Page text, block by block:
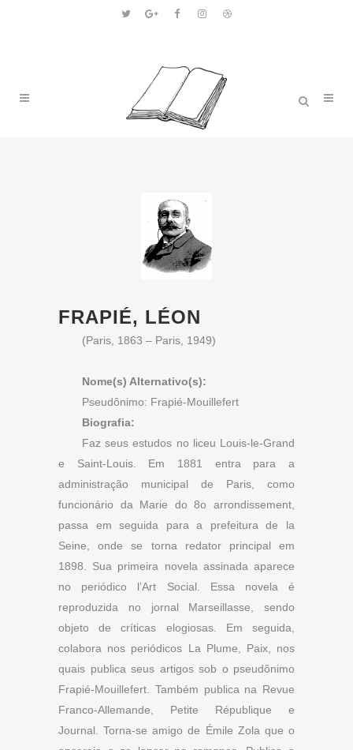
FRAPIÉ, LÉON
(Paris, 1863 – Paris, 1949)
Nome(s) Alternativo(s):
Pseudônimo: Frapié-Mouillefert
Biografia:
Faz seus estudos no liceu Louis-le-Grand
e Saint-Louis. Em 1881 entra para a
administração municipal de Paris, como
funcionário da Marie do 8o arrondissement,
passa em seguida para a prefeitura de la
Seine, onde se torna redator principal em
1898. Sua primeira novela assinada aparece
no periódico l’Art Social. Essa novela é
reproduzida no jornal Marseillasse, sendo
objeto de críticas elogiosas. Em seguida,
colabora nos periódicos La Plume, Paix, nos
quais publica seus artigos sob o pseudônimo
Frapié-Mouillefert. Também publica na Revue
Franco-Allemande, Petite République e
Journal. Torna-se amigo de Émile Zola que o